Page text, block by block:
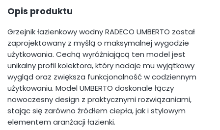
Opis produktu
Grzejnik łazienkowy wodny RADECO UMBERTO został
zaprojektowany z myślą o maksymalnej wygodzie
użytkowania. Cechą wyróżniającą ten model jest
unikalny profil kolektora, który nadaje mu wyjątkowy
wygląd oraz zwiększa funkcjonalność w codziennym
użytkowaniu. Model UMBERTO doskonale łączy
nowoczesny design z praktycznymi rozwiązaniami,
stając się zarówno źródłem ciepła, jak i stylowym
elementem aranżacji łazienki.